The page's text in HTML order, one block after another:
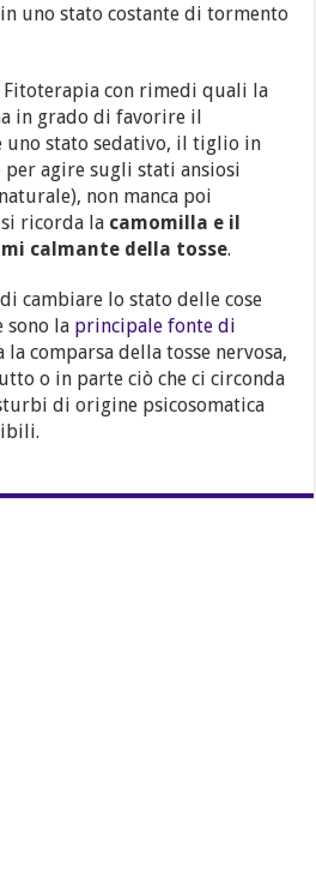
uno stato costante di tormento
Fitoterapia con rimedi quali la
in grado di favorire il
uno stato sedativo, il tiglio in
agire sugli stati ansiosi
non manca poi
ricorda la camomilla e il
calmante della tosse.
cambiare lo stato delle cose
sono la principale fonte di
la comparsa della tosse nervosa,
o in parte ciò che ci circonda
di origine psicosomatica